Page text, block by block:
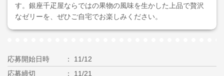
す。銀座千疋屋ならではの果物の風味を生かした上品で贅沢
なゼリーを、ぜひご自宅でお楽しみください。
応募開始日時
11/12
応募締切
11/21